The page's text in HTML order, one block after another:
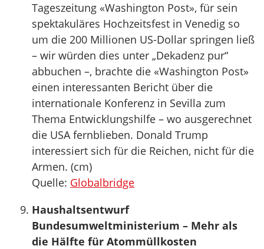
Tageszeitung «Washington Post», für sein
spektakuläres Hochzeitsfest in Venedig so
um die 200 Millionen US-Dollar springen ließ
– wir würden dies unter „Dekadenz pur“
abbuchen –, brachte die «Washington Post»
einen interessanten Bericht über die
internationale Konferenz in Sevilla zum
Thema Entwicklungshilfe – wo ausgerechnet
die USA fernblieben. Donald Trump
interessiert sich für die Reichen, nicht für die
Armen. (cm)
Quelle: Globalbridge
Haushaltsentwurf
Bundesumweltministerium – Mehr als
die Hälfte für Atommüllkosten